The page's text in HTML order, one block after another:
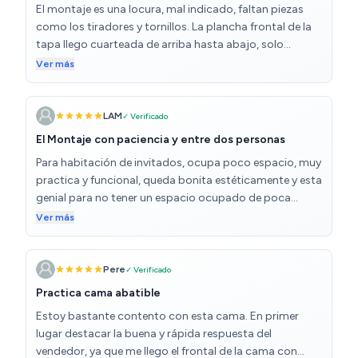
El montaje es una locura, mal indicado, faltan piezas
como los tiradores y tornillos. La plancha frontal de la
tapa llego cuarteada de arriba hasta abajo, solo
aguanta la forma la lamina blanca pero se romperá en
pedazos al mínimo roce. Tarde 3 dias en montarlo.
Estoy acostumbrada a montar muebles pero esto fue
una pesadilla
Ver más
LAM✓ Verificado
El Montaje con paciencia y entre dos personas
Para habitación de invitados, ocupa poco espacio, muy
practica y funcional, queda bonita estéticamente y esta
genial para no tener un espacio ocupado de poca
frecuencia.
Ver más
Pere✓ Verificado
Practica cama abatible
Estoy bastante contento con esta cama. En primer
lugar destacar la buena y rápida respuesta del
vendedor, ya que me llego el frontal de la cama con